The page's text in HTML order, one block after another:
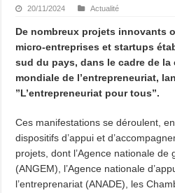
20/11/2024 Actualité
De nombreux projets innovants
micro-entreprises et startups
sud du pays, dans le cadre de
mondiale de l’entrepreneuriat,
”L’entrepreneuriat pour tous”.
Ces manifestations se déroulent,
dispositifs d’appui et
projets, dont l’Agence nationale de
(ANGEM), l’Agence nationale
l’entreprenariat (ANADE), les